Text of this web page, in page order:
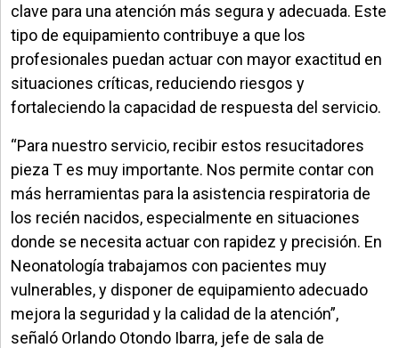
clave para una atención más segura y adecuada. Este
tipo de equipamiento contribuye a que los
profesionales puedan actuar con mayor exactitud en
situaciones críticas, reduciendo riesgos y
fortaleciendo la capacidad de respuesta del servicio.
“Para nuestro servicio, recibir estos resucitadores
pieza T es muy importante. Nos permite contar con
más herramientas para la asistencia respiratoria de
los recién nacidos, especialmente en situaciones
donde se necesita actuar con rapidez y precisión. En
Neonatología trabajamos con pacientes muy
vulnerables, y disponer de equipamiento adecuado
mejora la seguridad y la calidad de la atención”,
señaló Orlando Otondo Ibarra, jefe de sala de